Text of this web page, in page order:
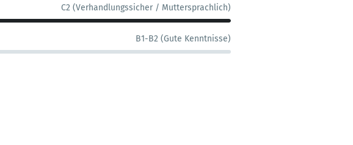
C2 (Verhandlungssicher / Muttersprachlich)
B1-B2 (Gute Kenntnisse)